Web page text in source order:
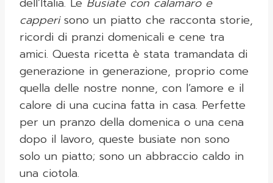
capperisono un piatto che racconta storie,
ricordi di pranzi domenicali e cene tra
amici. Questa ricetta è stata tramandata di
generazione in generazione, proprio come
quella delle nostre nonne, con l’amore e il
calore di una cucina fatta in casa. Perfette
per un pranzo della domenica o una cena
dopo il lavoro, queste busiate non sono
solo un piatto; sono un abbraccio caldo in
una ciotola.